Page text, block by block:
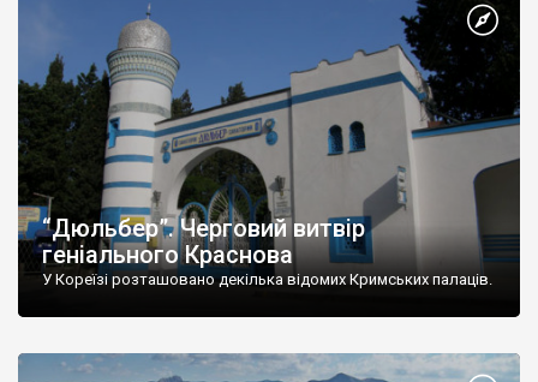
“Дюльбер”. Черговий витвір
геніального Краснова
У Кореїзі розташовано декілька відомих Кримських палаців.